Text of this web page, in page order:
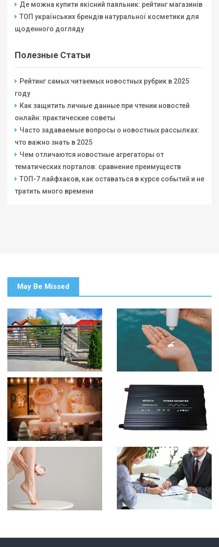
Де можна купити якісний паяльник: рейтинг магазинів
ТОП українських брендів натуральної косметики для
щоденного догляду
Полезные Статьи
Рейтинг самых читаемых новостных рубрик в 2025
году
Как защитить личные данные при чтении новостей
онлайн: практические советы
Часто задаваемые вопросы о новостных рассылках:
что важно знать в 2025
Чем отличаются новостные агрегаторы от
тематических порталов: сравнение преимуществ
ТОП-7 лайфхаков, как оставаться в курсе событий и не
тратить много времени
May Be Missed